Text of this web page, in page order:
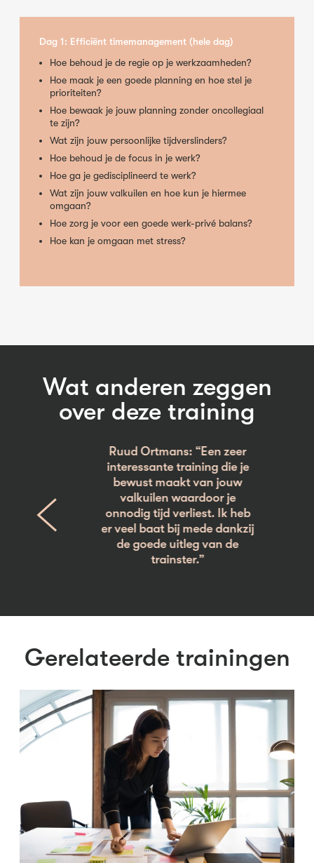
Dag 1: Efficiënt timemanagement (hele dag)
Hoe behoud je de regie op je werkzaamheden?
Hoe maak je een goede planning en hoe stel je
prioriteiten?
Hoe bewaak je jouw planning zonder oncollegiaal
te zijn?
Wat zijn jouw persoonlijke tijdverslinders?
Hoe behoud je de focus in je werk?
Hoe ga je gedisciplineerd te werk?
Wat zijn jouw valkuilen en hoe kun je hiermee
omgaan?
Hoe zorg je voor een goede werk-privé balans?
Hoe kan je omgaan met stress?
Wat anderen zeggen
over deze training
Previous
Ruud Ortmans: “Een zeer
interessante training die je
bewust maakt van jouw
valkuilen waardoor je
onnodig tijd verliest. Ik heb
er veel baat bij mede dankzij
de goede uitleg van de
trainster.”
Gerelateerde trainingen